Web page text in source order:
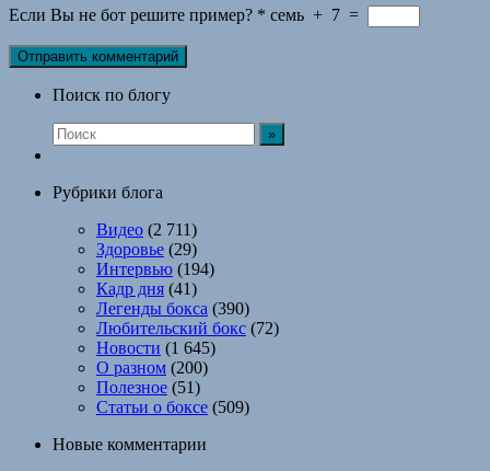
Если Вы не бот решите пример? * семь + 7 =
Поиск по блогу
Рубрики блога
Видео (2 711)
Здоровье (29)
Интервью (194)
Кадр дня (41)
Легенды бокса (390)
Любительский бокс (72)
Новости (1 645)
О разном (200)
Полезное (51)
Статьи о боксе (509)
Новые комментарии